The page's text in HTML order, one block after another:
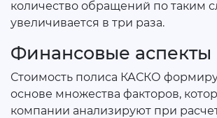
количество обращений по таким
увеличивается в три раза.
Финансовые
Стоимость полиса КАСКО
основе множества факторов,
компании анализируют при